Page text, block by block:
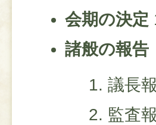
会期の決定
諸般の報告
議長
監査